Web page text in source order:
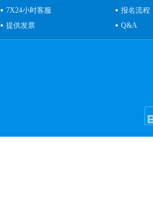
7X24小时客服
提供发票
报名流程
Q&A